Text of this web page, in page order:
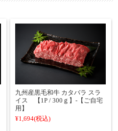
九州産黒毛和牛 カタバラ スラ
イス 【1P / 300ｇ】‐【ご自宅
用】
¥1,694(税込)